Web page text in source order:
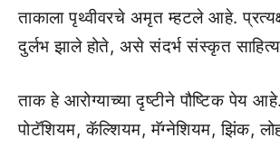
ताकाला पृथ्वीवरचे अमृत म्हटले आहे.
दुर्लभ झाले होते, असे संदर्भ संस्कृत
ताक हे आरोग्याच्या दृष्टीने पौष्टिक पेय
पोटॅशियम, कॅल्शियम, मॅग्नेशियम, झिंक,